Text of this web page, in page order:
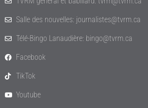
Salle des nouvelles: journalistes@tvrm.ca
Télé-Bingo Lanaudière: bingo@tvrm.ca
Facebook
TikTok
Youtube